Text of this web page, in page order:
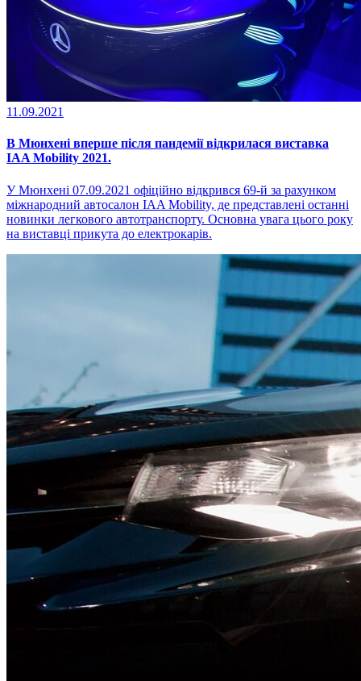
11.09.2021
В Мюнхені вперше після пандемії відкрилася виставка
IAA Mobility 2021.
У Мюнхені 07.09.2021 офіційно відкрився 69-й за рахунком
міжнародний автосалон IAA Mobility, де представлені останні
новинки легкового автотранспорту. Основна увага цього року
на виставці прикута до електрокарів.